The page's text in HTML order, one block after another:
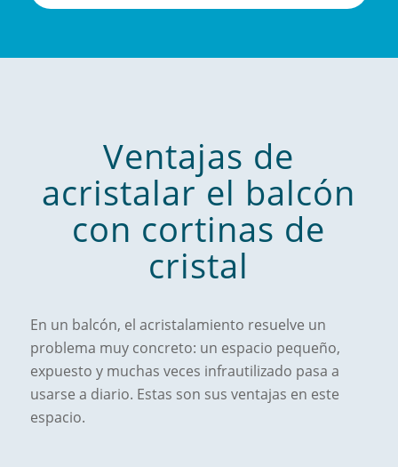
Ventajas de
acristalar el balcón
con cortinas de
cristal
En un balcón, el acristalamiento resuelve un
problema muy concreto: un espacio pequeño,
expuesto y muchas veces infrautilizado pasa a
usarse a diario. Estas son sus ventajas en este
espacio.